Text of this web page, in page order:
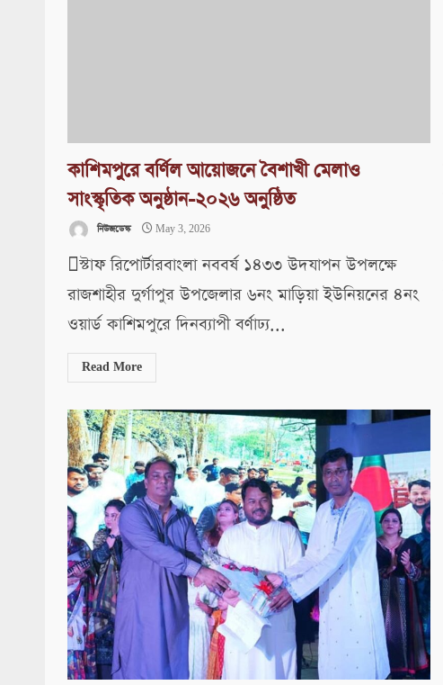
কাশিমপুরে বর্ণিল আয়োজনে বৈশাখী মেলাও
সাংস্কৃতিক অনুষ্ঠান-২০২৬ অনুষ্ঠিত
নিউজডেস্ক May 3, 2026
স্টাফ রিপোর্টারবাংলা নববর্ষ ১৪৩৩ উদযাপন উপলক্ষে
রাজশাহীর দুর্গাপুর উপজেলার ৬নং মাড়িয়া ইউনিয়নের ৪নং
ওয়ার্ড কাশিমপুরে দিনব্যাপী বর্ণাঢ্য...
Read More